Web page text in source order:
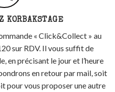
KORBAKSTAGE
« Click&Collect » au
sur RDV. Il vous suffit de
en précisant le jour et l’heure
en retour par mail, soit
pour vous proposer une autre